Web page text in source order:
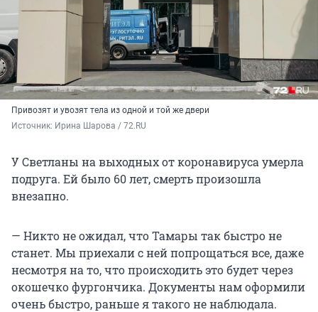
Привозят и увозят тела из одной и той же двери
Источник: Ирина Шарова / 72.RU
У Светланы на выходных от коронавируса умерла
подруга. Ей было 60 лет, смерть произошла
внезапно.
— Никто не ожидал, что Тамары так быстро не
станет. Мы приехали с ней попрощаться все, даже
несмотря на то, что происходить это будет через
окошечко фургончика. Документы нам оформили
очень быстро, раньше я такого не наблюдала.